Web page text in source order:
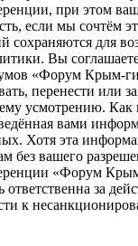
при этом
если мы сочтём
сохраняются для
Вы
«Форум Крым-
перенести или
усмотрению. Как
вами
Хотя эта
без вашего
«Форум
за
к